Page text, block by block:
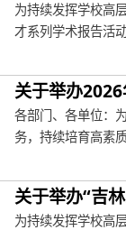
为持续发挥学校高
才系列学术报告活
关于举办
各部门、各单位：
务，持续培育高素
关于举办“吉
为持续发挥学校高